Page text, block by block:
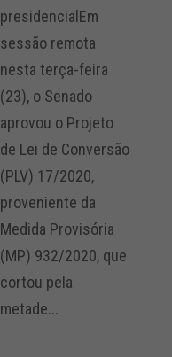
presidencialEm
sessão remota
nesta terça-feira
(23), o Senado
aprovou o Projeto
de Lei de Conversão
(PLV) 17/2020,
proveniente da
Medida Provisória
(MP) 932/2020, que
cortou pela
metade...